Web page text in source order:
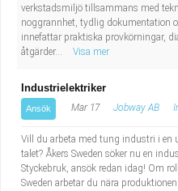
verkstadsmiljö tillsammans med
noggrannhet, tydlig dokumentation
innefattar praktiska provkörningar,
åtgärder...
Visa mer
Industrielektriker
Ansök Mar 17 Jobway AB
Vill du arbeta med tung industri i en
talet? Åkers Sweden söker nu en
Styckebruk, ansök redan idag! Om
Sweden arbetar du nära